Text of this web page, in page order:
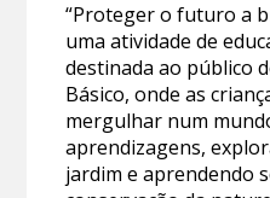
“Proteger o futuro a
uma atividade de
destinada ao público
Básico, onde as
mergulhar num
aprendizagens,
jardim e aprendendo